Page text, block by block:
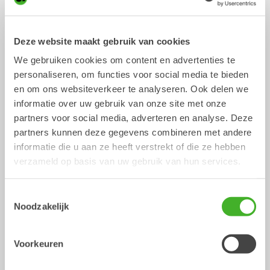
Deze website maakt gebruik van cookies
We gebruiken cookies om content en advertenties te
personaliseren, om functies voor social media te bieden
en om ons websiteverkeer te analyseren. Ook delen we
informatie over uw gebruik van onze site met onze
partners voor social media, adverteren en analyse. Deze
partners kunnen deze gegevens combineren met andere
informatie die u aan ze heeft verstrekt of die ze hebben
verzameld op basis van uw gebruik van hun services.
Noodzakelijk
Voorkeuren
Besturingssystemen
Hydraulische uitrustingsstukken/ Volvo
EC27C